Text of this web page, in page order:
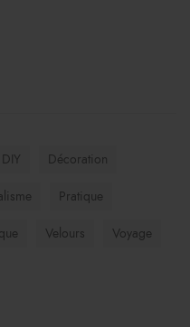
DIY Décoration
Pratique
Velours Voyage